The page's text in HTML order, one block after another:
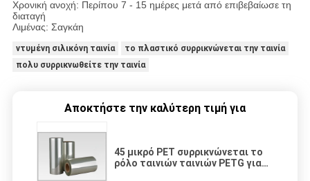
Χρονική ανοχή: Περίπου 7 - 15 ημέρες μετά από επιβεβαίωσε τη
διαταγή
Λιμένας: Σαγκάη
ντυμένη σιλικόνη ταινία
το πλαστικό συρρικνώνεται την ταινία
πολυ συρρικνωθείτε την ταινία
Αποκτήστε την καλύτερη τιμή για
45 μικρό PET συρρικνώνεται το
ρόλο ταινιών ταινιών PETG για